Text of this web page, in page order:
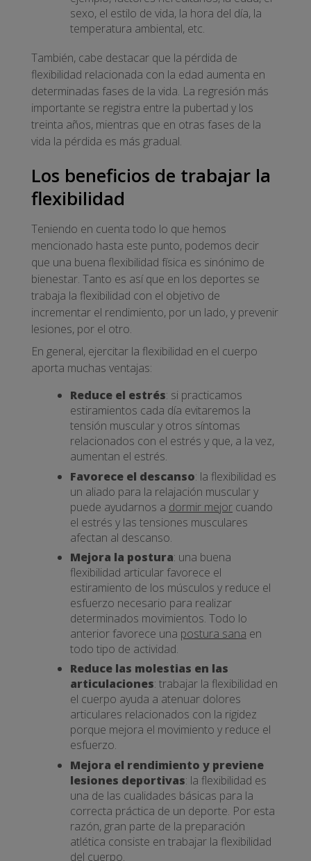
sexo, el estilo de vida, la hora del día, la
temperatura ambiental, etc.
También, cabe destacar que la pérdida de
flexibilidad relacionada con la edad aumenta en
determinadas fases de la vida. La regresión más
importante se registra entre la pubertad y los
treinta años, mientras que en otras fases de la
vida la pérdida es más gradual.
Los beneficios de trabajar la
flexibilidad
Teniendo en cuenta todo lo que hemos
mencionado hasta este punto, podemos decir
que una buena flexibilidad física es sinónimo de
bienestar. Tanto es así que en los deportes se
trabaja la flexibilidad con el objetivo de
incrementar el rendimiento, por un lado, y prevenir
lesiones, por el otro.
En general, ejercitar la flexibilidad en el cuerpo
aporta muchas ventajas:
Reduce el estrés: si practicamos
estiramientos cada día evitaremos la
tensión muscular y otros síntomas
relacionados con el estrés y que, a la vez,
aumentan el estrés.
Favorece el descanso: la flexibilidad es
un aliado para la relajación muscular y
puede ayudarnos a dormir mejor cuando
el estrés y las tensiones musculares
afectan al descanso.
Mejora la postura: una buena
flexibilidad articular favorece el
estiramiento de los músculos y reduce el
esfuerzo necesario para realizar
determinados movimientos. Todo lo
anterior favorece una postura sana en
todo tipo de actividad.
Reduce las molestias en las
articulaciones: trabajar la flexibilidad en
el cuerpo ayuda a atenuar dolores
articulares relacionados con la rigidez
porque mejora el movimiento y reduce el
esfuerzo.
Mejora el rendimiento y previene
lesiones deportivas: la flexibilidad es
una de las cualidades básicas para la
correcta práctica de un deporte. Por esta
razón, gran parte de la preparación
atlética consiste en trabajar la flexibilidad
del cuerpo.